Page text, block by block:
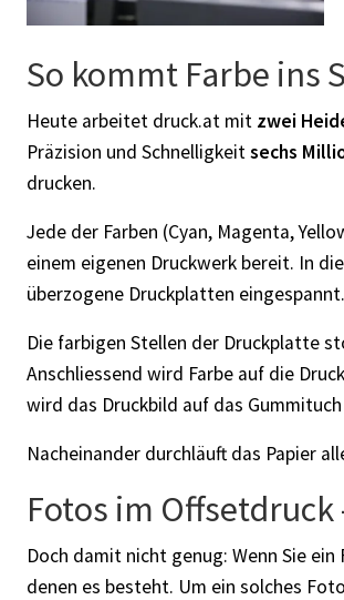
So kommt Farbe ins
Heute arbeitet druck.at mit zwei
Präzision und Schnelligkeitsechs
drucken.
Jede der Farben (Cyan, Magenta,
einem eigenen Druckwerk bereit. In
überzogene Druckplatten eingespannt.
Die farbigen Stellen der Druckplatte
Anschliessend wird Farbe auf die
wird das Druckbild auf das
Nacheinander durchläuft das Papier
Fotos im
Doch damit nicht genug: Wenn Sie
denen es besteht. Um ein solches